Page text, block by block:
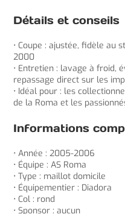
Détails et conseils
• Coupe : ajustée, fidèle au
2000
• Entretien : lavage à froid,
repassage direct sur les
• Idéal pour : les
de la Roma et les
Informations
• Année : 2005-2006
• Équipe : AS Roma
• Type : maillot domicile
• Équipementier : Diadora
• Col : rond
• Sponsor : aucun